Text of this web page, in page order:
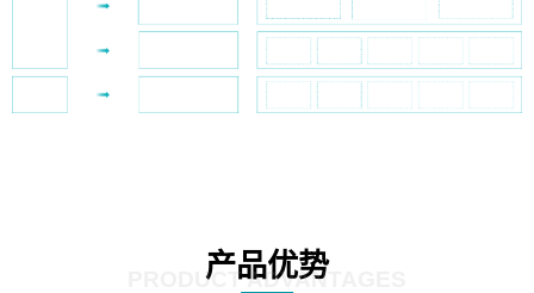
产品优势
PRODUCT ADVANTAGES